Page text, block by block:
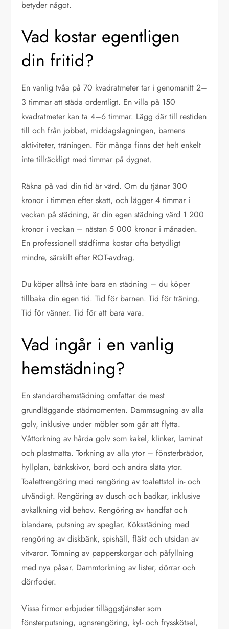
betyder något.
Vad kostar egentligen
din fritid?
En vanlig tvåa på 70 kvadratmeter tar i genomsnitt 2–
3 timmar att städa ordentligt. En villa på 150
kvadratmeter kan ta 4–6 timmar. Lägg där till restiden
till och från jobbet, middagslagningen, barnens
aktiviteter, träningen. För många finns det helt enkelt
inte tillräckligt med timmar på dygnet.
Räkna på vad din tid är värd. Om du tjänar 300
kronor i timmen efter skatt, och lägger 4 timmar i
veckan på städning, är din egen städning värd 1 200
kronor i veckan – nästan 5 000 kronor i månaden.
En professionell städfirma kostar ofta betydligt
mindre, särskilt efter ROT-avdrag.
Du köper alltså inte bara en städning – du köper
tillbaka din egen tid. Tid för barnen. Tid för träning.
Tid för vänner. Tid för att bara vara.
Vad ingår i en vanlig
hemstädning?
En standardhemstädning omfattar de mest
grundläggande städmomenten. Dammsugning av alla
golv, inklusive under möbler som går att flytta.
Våttorkning av hårda golv som kakel, klinker, laminat
och plastmatta. Torkning av alla ytor – fönsterbrädor,
hyllplan, bänkskivor, bord och andra släta ytor.
Toalettrengöring med rengöring av toalettstol in- och
utvändigt. Rengöring av dusch och badkar, inklusive
avkalkning vid behov. Rengöring av handfat och
blandare, putsning av speglar. Köksstädning med
rengöring av diskbänk, spishäll, fläkt och utsidan av
vitvaror. Tömning av papperskorgar och påfyllning
med nya påsar. Dammtorkning av lister, dörrar och
dörrfoder.
Vissa firmor erbjuder tilläggstjänster som
fönsterputsning, ugnsrengöring, kyl- och frysskötsel,